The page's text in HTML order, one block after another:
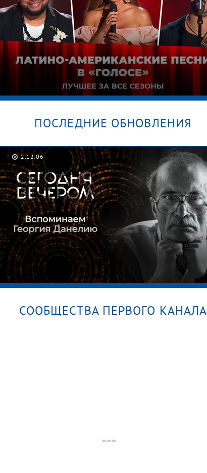
Секрет Дианы. Мужское / Женское
От Lambada до Despacito.
Латиноамериканские хиты в шоу «Голос».
Лучшие выступления за все сезоны
ПОСЛЕДНИЕ ОБНОВЛЕНИЯ
2:12:06
СООБЩЕСТВА ПЕРВОГО КАНАЛА